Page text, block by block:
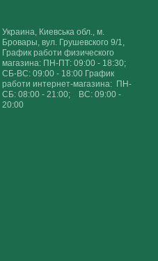
Украина, Киевська обл., м.
Бровары, вул. Грушевского 9/1,
График работи физического
магазина: ПН-ПТ: 09:00 - 18:30;
СБ-ВС: 09:00 - 18:00 График
работи интернет-магазина: ПН-
СБ: 08:00 - 21:00; ВС: 09:00 -
20:00